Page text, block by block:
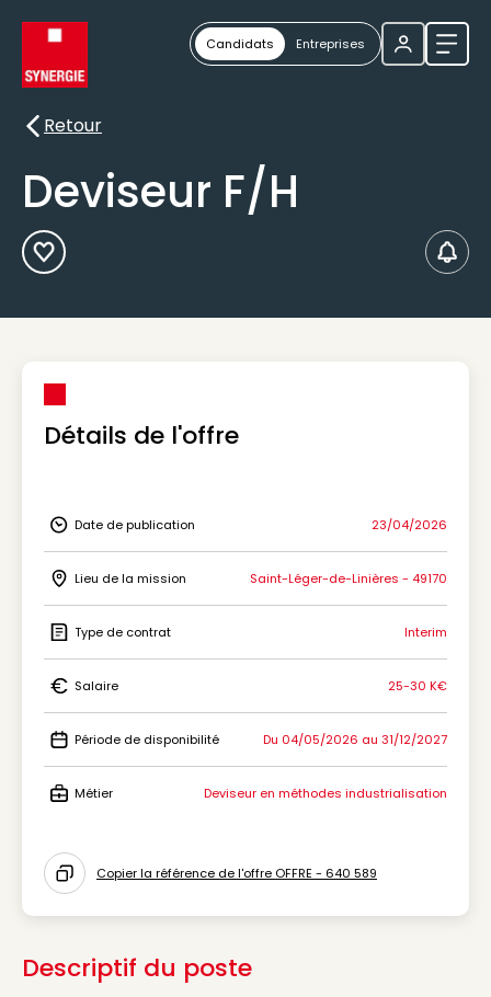
Candidats Entreprises
Retour
Retour
Deviseur F/H
Ajouter aux Favoris
Détails de l'offre
Icon Date de publication
Date de publication 23/04/2026
Icon Lieu de la mission
Lieu de la mission Saint-Léger-de-Linières - 49170
Icon Type de contrat
Type de contrat Interim
Icon Salaire
Salaire 25-30 K€
Icon Période de disponibilité
Période de disponibilité Du 04/05/2026 au 31/12/2027
Métier Deviseur en méthodes industrialisation
Icon copy to clipboard
Copier la référence de l'offre OFFRE - 640 589
Descriptif du poste